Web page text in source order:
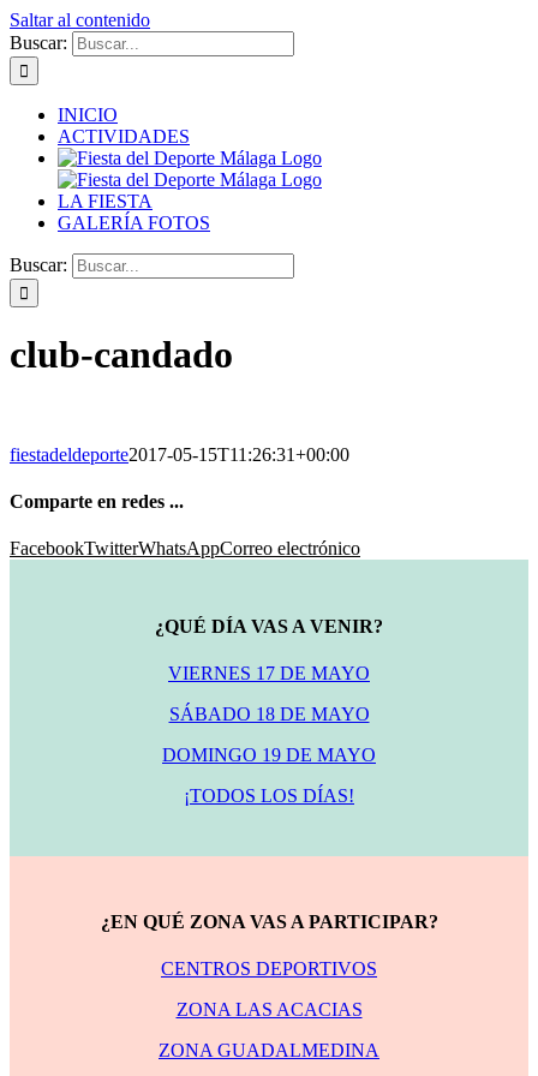
Saltar al contenido
Buscar:
INICIO
ACTIVIDADES
LA FIESTA
GALERÍA FOTOS
Buscar:
club-candado
fiestadeldeporte2017-05-15T11:26:31+00:00
Comparte en redes ...
FacebookTwitterWhatsAppCorreo electrónico
¿QUÉ DÍA VAS A VENIR?
VIERNES 17 DE MAYO
SÁBADO 18 DE MAYO
DOMINGO 19 DE MAYO
¡TODOS LOS DÍAS!
¿EN QUÉ ZONA VAS A PARTICIPAR?
CENTROS DEPORTIVOS
ZONA LAS ACACIAS
ZONA GUADALMEDINA